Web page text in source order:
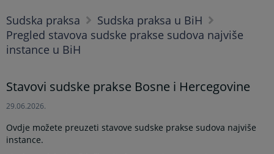
Sudska praksa
Sudska praksa u BiH
Pregled stavova sudske prakse sudova najviše
instance u BiH
Stavovi sudske prakse Bosne i Hercegovine
29.06.2026.
Ovdje možete preuzeti stavove sudske prakse sudova najviše
instance.